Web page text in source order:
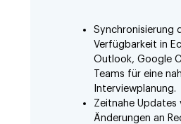
Synchronisierung
Verfügbarkeit in
Outlook, Google
Teams für eine
Interviewplanung.
Zeitnahe Updates
Änderungen an